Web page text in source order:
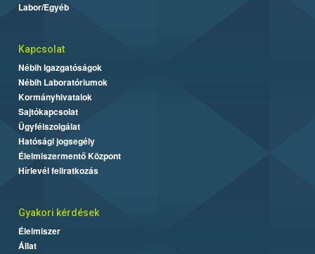
Labor/Egyéb
Kapcsolat
Nébih Igazgatóságok
Nébih Laboratóriumok
Kormányhivatalok
Sajtókapcsolat
Ügyfélszolgálat
Hatósági jogsegély
Élelmiszermentő Központ
Hírlevél feliratkozás
Gyakori kérdések
Élelmiszer
Állat